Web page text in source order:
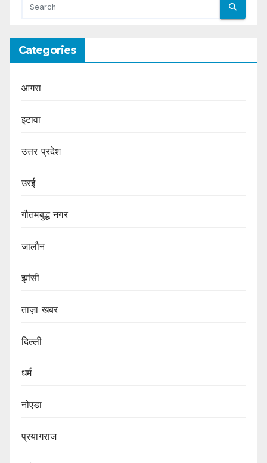
Categories
आगरा
इटावा
उत्तर प्रदेश
उरई
गौतमबुद्ध नगर
जालौन
झांसी
ताज़ा खबर
दिल्ली
धर्म
नोएडा
प्रयागराज